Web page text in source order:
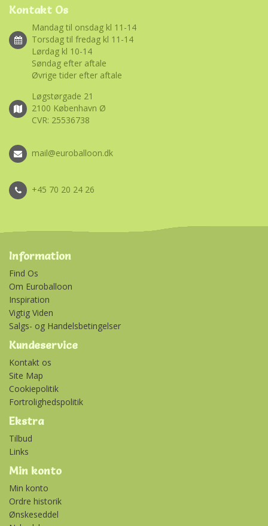
Kontakt Os
Mandag til onsdag kl 11-14
Torsdag til fredag kl 11-14
Lørdag kl 10-14
Søndag efter aftale
Øvrige tider efter aftale
Løgstørgade 21
2100 København Ø
CVR: 25536738
mail@euroballoon.dk
+45 70 20 24 26
Information
Find Os
Om Euroballoon
Inspiration
Vigtig Viden
Salgs- og Handelsbetingelser
Kundeservice
Kontakt os
Site Map
Cookiepolitik
Fortrolighedspolitik
Ekstra
Tilbud
Links
Min konto
Min konto
Ordre historik
Ønskeseddel